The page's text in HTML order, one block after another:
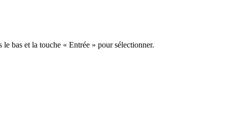
bas et la touche « Entrée » pour sélectionner.